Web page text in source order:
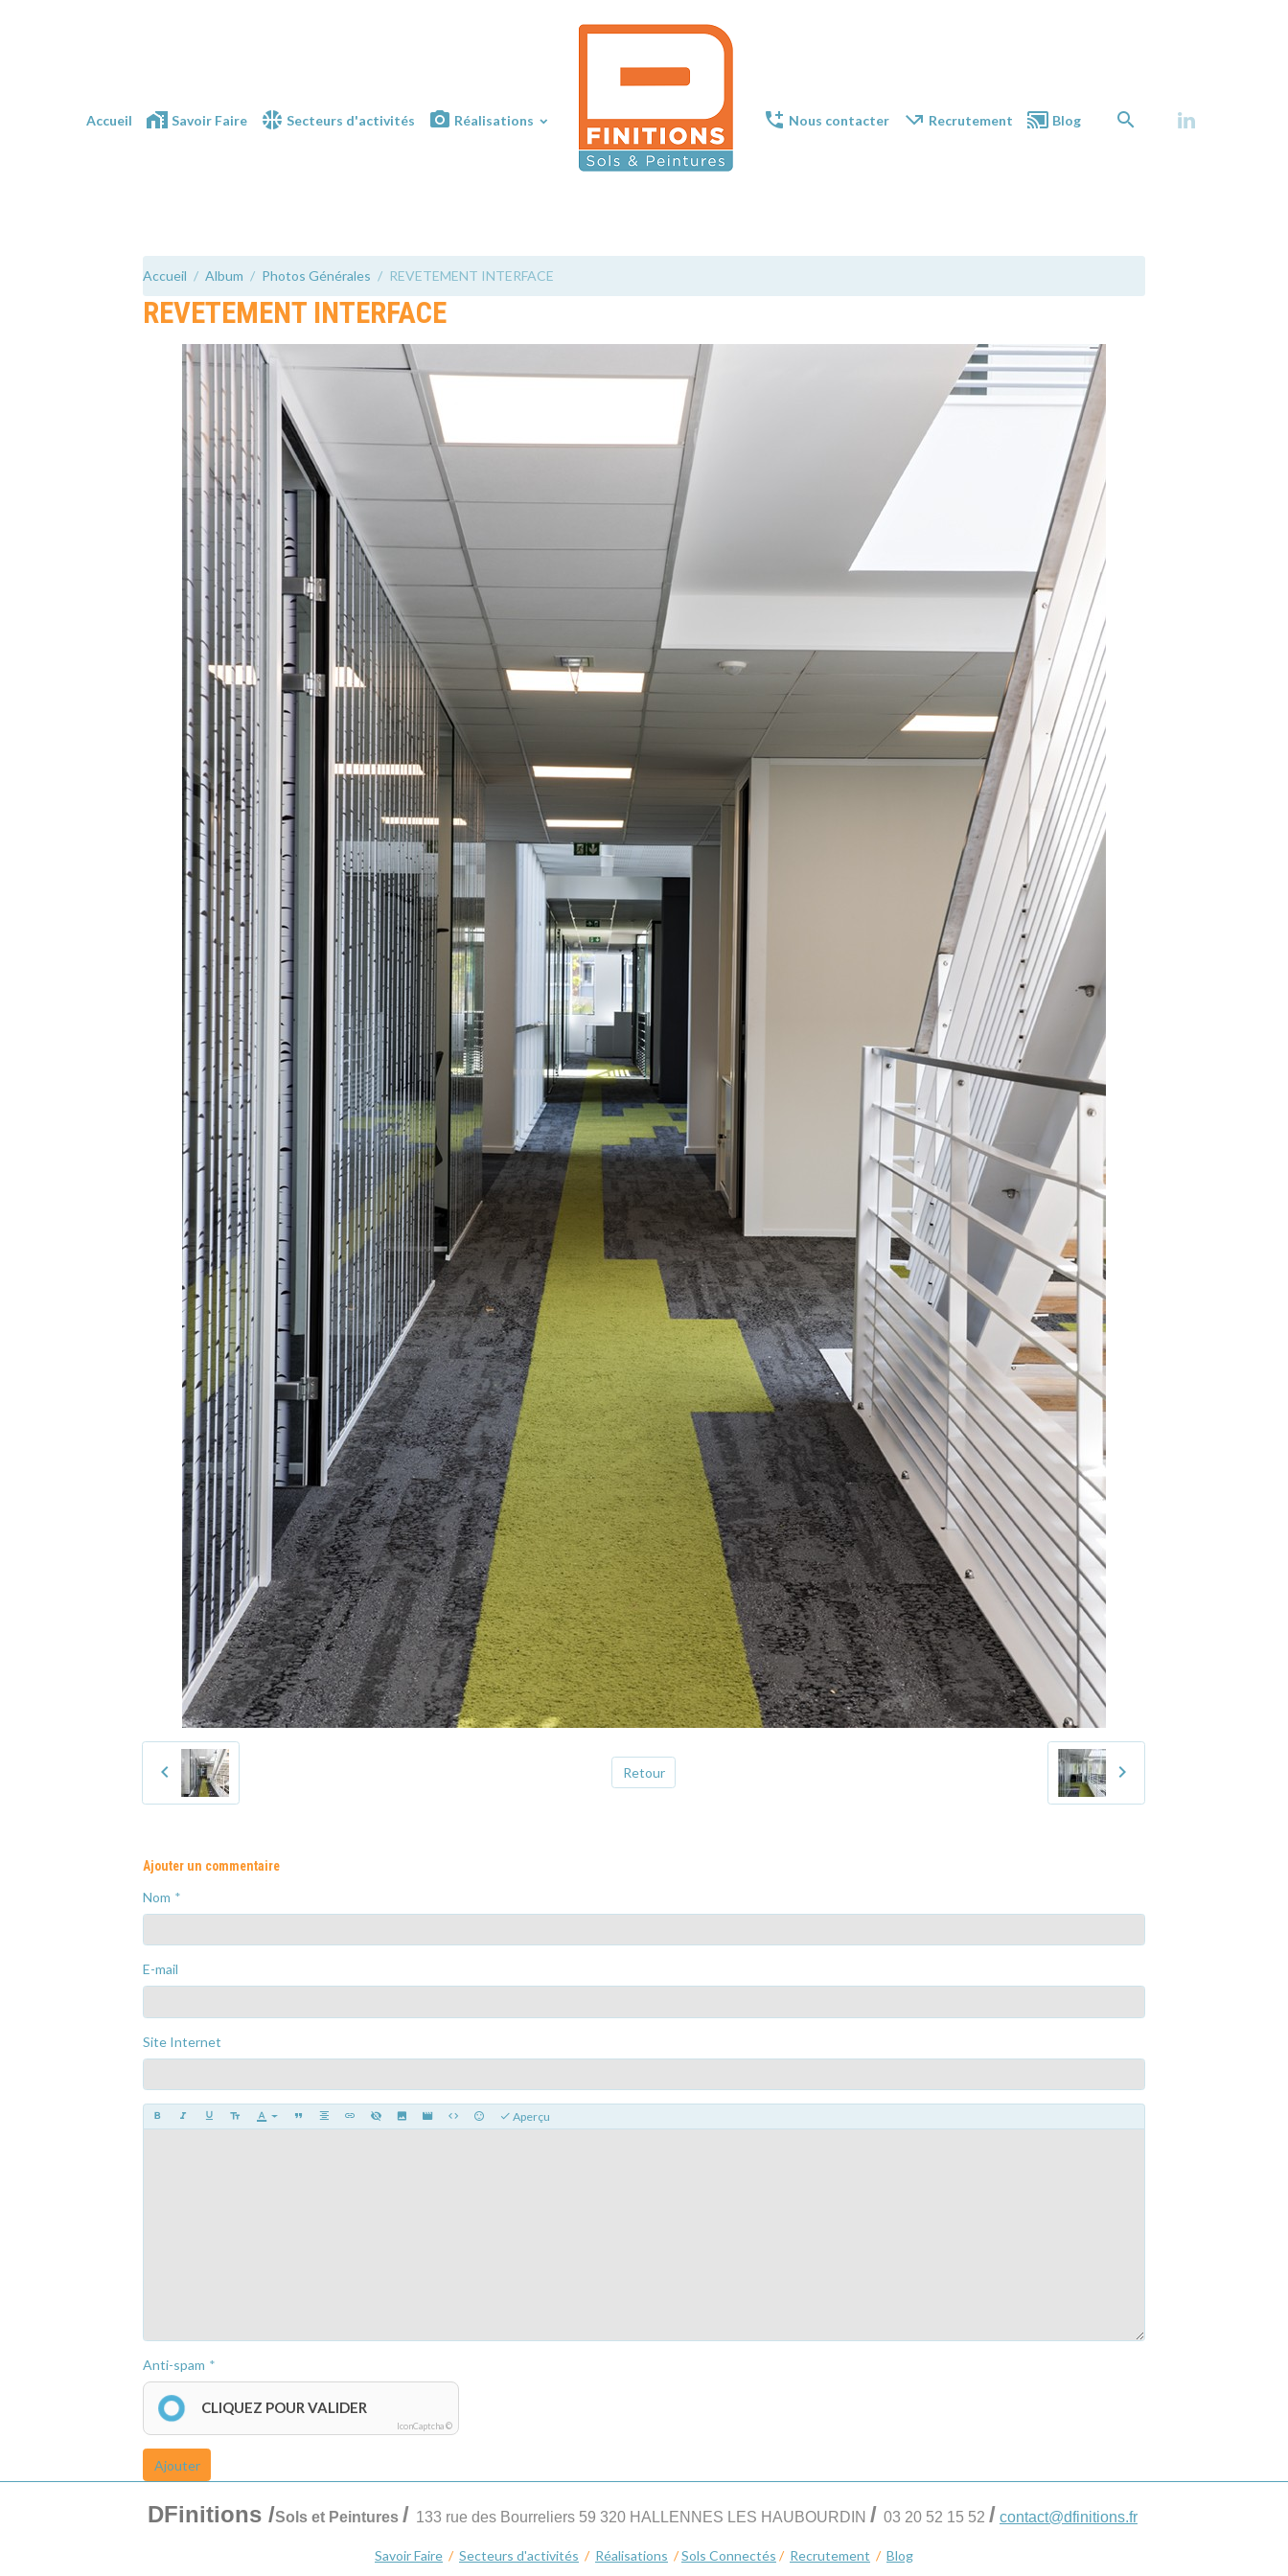
Accueil Savoir Faire Secteurs d'activités Réalisations Nous contacter Recrutement Blog
Accueil Album Photos Générales REVETEMENT INTERFACE
REVETEMENT INTERFACE
Retour
Ajouter un commentaire
Nom
E-mail
Site Internet
Aperçu
Anti-spam
CLIQUEZ POUR VALIDER
IconCaptcha ©
Ajouter
DFinitions /Sols et Peintures / 133 rue des Bourreliers 59 320 HALLENNES LES HAUBOURDIN / 03 20 52 15 52 / contact@dfinitions.fr
Savoir Faire / Secteurs d'activités / Réalisations /Sols Connectés / Recrutement / Blog